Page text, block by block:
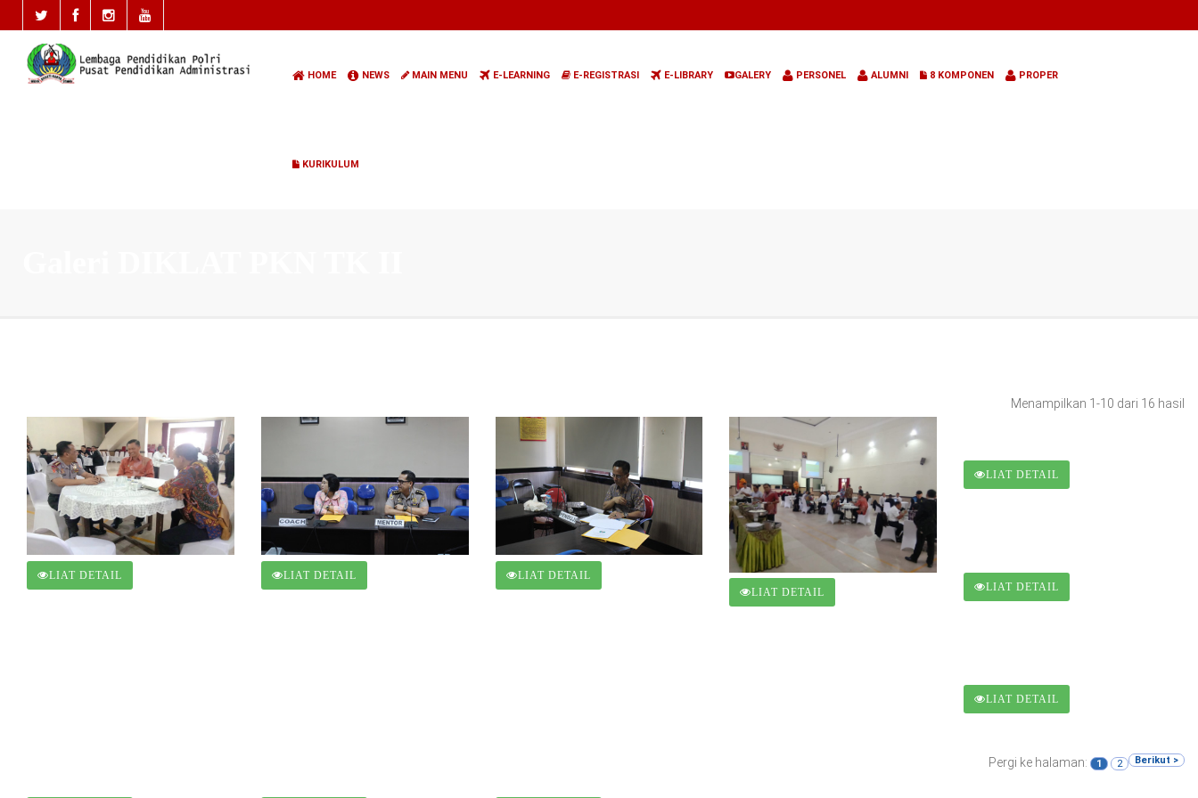
HOME NEWS MAIN MENU E-LEARNING E-REGISTRASI E-LIBRARY GALERY PERSONEL ALUMNI 8 KOMPONEN PROPER
KURIKULUM
Menampilkan 1-10 dari 16 hasil
LIAT DETAIL LIAT DETAIL
LIAT DETAIL
LIAT DETAIL
LIAT DETAIL
LIAT DETAIL
LIAT DETAIL
Pergi ke halaman: 1 2 Berikut >